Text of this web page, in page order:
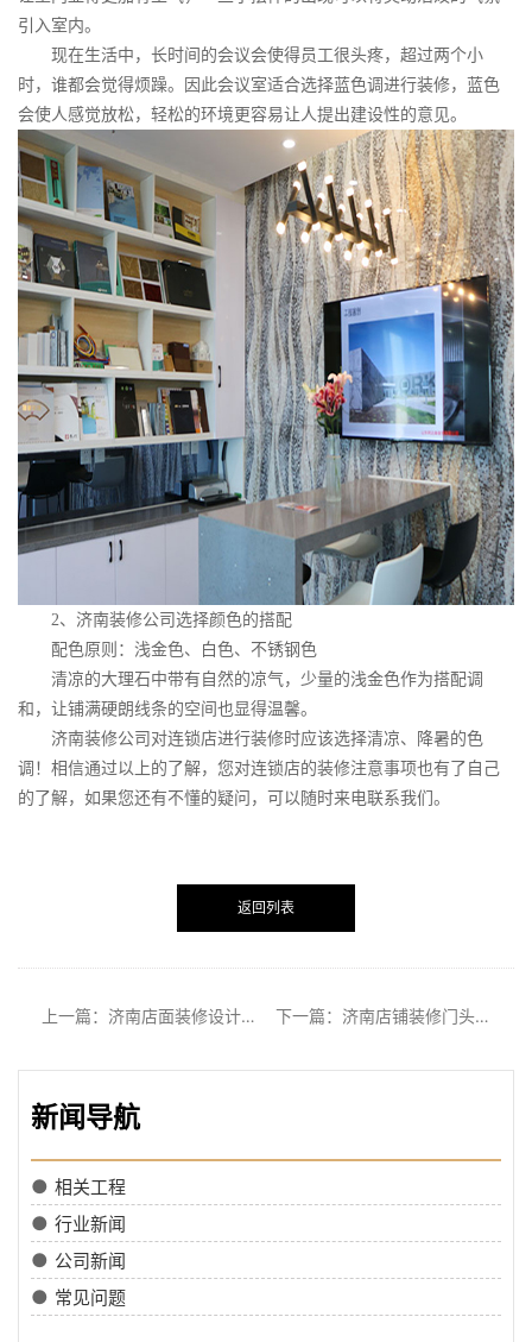
引入室内。
现在生活中，长时间的会议会使得员工很头疼，超过两个小
时，谁都会觉得烦躁。因此会议室适合选择蓝色调进行装修，蓝色
会使人感觉放松，轻松的环境更容易让人提出建设性的意见。
2、济南装修公司选择颜色的搭配
配色原则：浅金色、白色、不锈钢色
清凉的大理石中带有自然的凉气，少量的浅金色作为搭配调
和，让铺满硬朗线条的空间也显得温馨。
济南装修公司对连锁店进行装修时应该选择清凉、降暑的色
调！相信通过以上的了解，您对连锁店的装修注意事项也有了自己
的了解，如果您还有不懂的疑问，可以随时来电联系我们。
返回列表
上一篇：济南店面装修设计需要注意的要点 下一篇：济南店铺装修门头的定位是如何的?
新闻导航
● 相关工程
● 行业新闻
● 公司新闻
● 常见问题